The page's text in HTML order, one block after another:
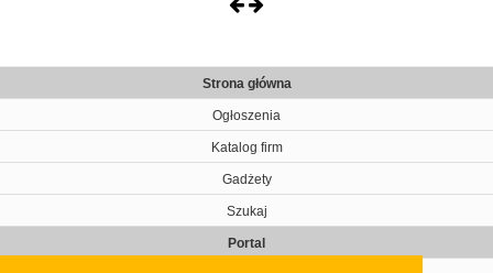
Strona główna
Ogłoszenia
Katalog firm
Gadżety
Szukaj
Portal